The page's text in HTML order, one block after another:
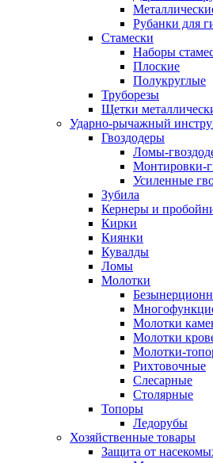
Рубанки для
Стамески
Наборы
Плоские
Полукруглые
Труборезы
Щетки
Ударно-рычажный
Гвоздодеры
Ломы-
Монтировки-
Усиленные
Зубила
Кернеры и
Кирки
Киянки
Кувалды
Ломы
Молотки
Молотки
Молотки
Молотки-
Рихтовочные
Слесарные
Столярные
Топоры
Ледорубы
Хозяйственные товары
Защита от